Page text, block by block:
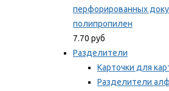
перфорированных
полипропилен
7.70 руб
Разделители
Карточки для
Разделители